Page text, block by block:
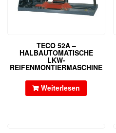
TECO 52A –
HALBAUTOMATISCHE
LKW-
REIFENMONTIERMASCHINE
Weiterlesen